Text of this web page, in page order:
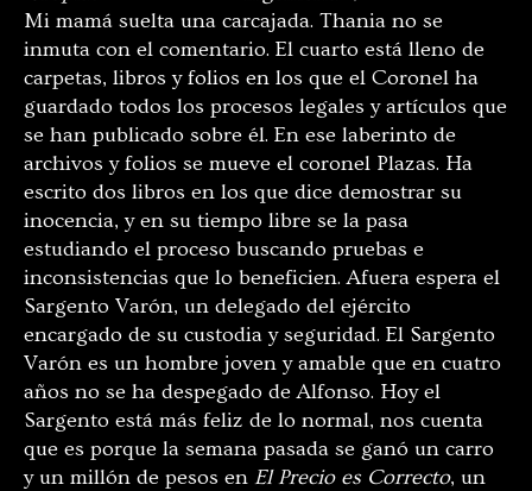
Mi mamá suelta una carcajada. Thania no se
inmuta con el comentario. El cuarto está lleno de
carpetas, libros y folios en los que el Coronel ha
guardado todos los procesos legales y artículos que
se han publicado sobre él. En ese laberinto de
archivos y folios se mueve el coronel Plazas. Ha
escrito dos libros en los que dice demostrar su
inocencia, y en su tiempo libre se la pasa
estudiando el proceso buscando pruebas e
inconsistencias que lo beneficien. Afuera espera el
Sargento Varón, un delegado del ejército
encargado de su custodia y seguridad. El Sargento
Varón es un hombre joven y amable que en cuatro
años no se ha despegado de Alfonso. Hoy el
Sargento está más feliz de lo normal, nos cuenta
que es porque la semana pasada se ganó un carro
y un millón de pesos en El Precio es Correcto, un